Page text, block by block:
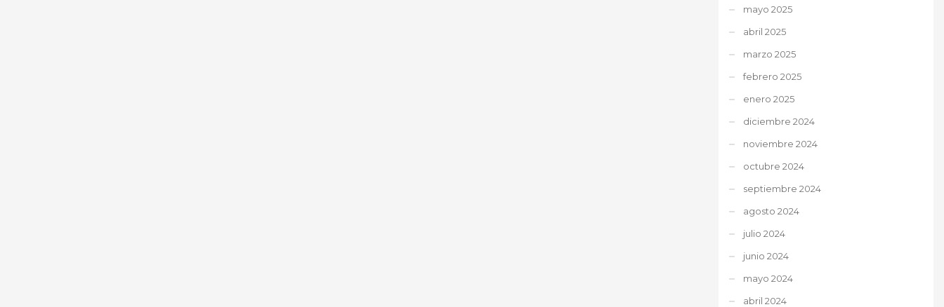
mayo 2025
abril 2025
marzo 2025
febrero 2025
enero 2025
diciembre 2024
noviembre 2024
octubre 2024
septiembre 2024
agosto 2024
julio 2024
junio 2024
mayo 2024
abril 2024